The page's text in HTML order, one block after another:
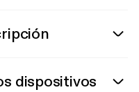
dispositivos